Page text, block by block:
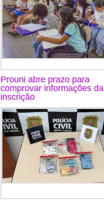
Prouni abre prazo para
comprovar informações da
inscrição